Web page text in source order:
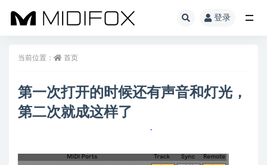
登录
当前位置： 首页
第一次打开的时候还有声音和灯光，
第二次就成这样了